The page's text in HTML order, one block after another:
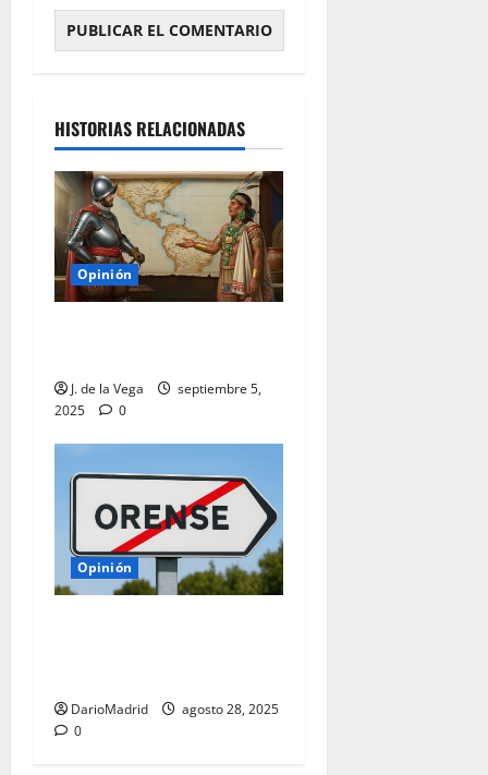
HISTORIAS RELACIONADAS
Opinión
J. de la Vega
septiembre 5,
2025
0
Opinión
DarioMadrid
agosto 28, 2025
0